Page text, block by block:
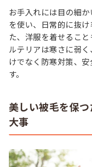
お手入れには目の細
を使い、日常的に抜
た、洋服を着せるこ
ルテリアは寒さに弱
けでなく防寒対策、
す。
美しい被毛を保
大事